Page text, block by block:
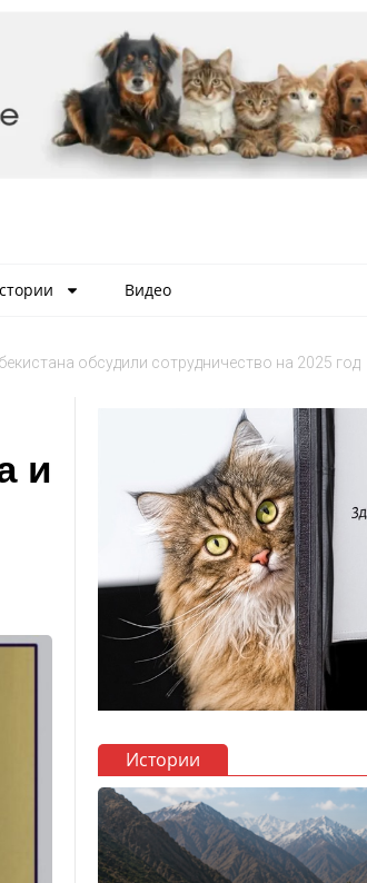
Видео
обсудили сотрудничество на 2025 год
и
Истории